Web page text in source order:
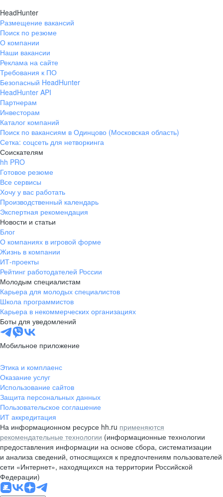
HeadHunter
Размещение вакансий
Поиск по резюме
О компании
Наши вакансии
Реклама на сайте
Требования к ПО
Безопасный HeadHunter
HeadHunter API
Партнерам
Инвесторам
Каталог компаний
Поиск по вакансиям в Одинцово (Московская область)
Сетка: соцсеть для нетворкинга
Соискателям
hh PRO
Готовое резюме
Все сервисы
Хочу у вас работать
Производственный календарь
Экспертная рекомендация
Новости и статьи
Блог
О компаниях в игровой форме
Жизнь в компании
ИТ-проекты
Рейтинг работодателей России
Молодым специалистам
Карьера для молодых специалистов
Школа программистов
Карьера в некоммерческих организациях
Боты для уведомлений
Мобильное приложение
Этика и комплаенс
Оказание услуг
Использование сайтов
Защита персональных данных
Пользовательское соглашение
ИТ аккредитация
На информационном ресурсе hh.ru применяются
рекомендательные технологии (информационные технологии
предоставления информации на основе сбора, систематизации
и анализа сведений, относящихся к предпочтениям пользователей
сети «Интернет», находящихся на территории Российской
Федерации)